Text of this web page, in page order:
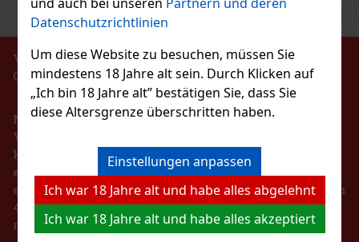
Datenschutzrichtlinien
Um diese Website zu besuchen, müssen Sie
mindestens 18 Jahre alt sein. Durch Klicken auf
„Ich bin 18 Jahre alt” bestätigen Sie, dass Sie
diese Altersgrenze überschritten haben.
Einstellungen anpassen
Ich war 18 Jahre alt und habe alles abgelehnt
Ich war 18 Jahre alt und habe alles akzeptiert
VERBOT DES VERKAUFS VON ALKOHOLISCHEN
GETRÄNKEN AN PERSONEN UNTER 18 JAHREN !!!
Nach dem Gesetz über die Registrierung von
Verkäufen ist der Verkäufer verpflichtet, dem
Käufer eine Quittung auszustellen. Gleichzeitig ist
er verpflichtet, die erhaltenen Einnahmen im Falle
eines technischen Ausfalls spätestens innerhalb von
48 Stunden online beim Steuerverwalter zu
registrieren.